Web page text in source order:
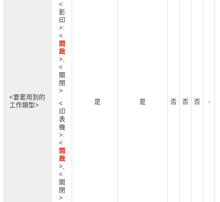
<要套用到的
工作類型>
<
影
印
>:
<
開
啟
>,
<
關
閉
>
<
印
表
機
>:
<
開
啟
>,
<
關
閉
>
是 是 否 否 否 -